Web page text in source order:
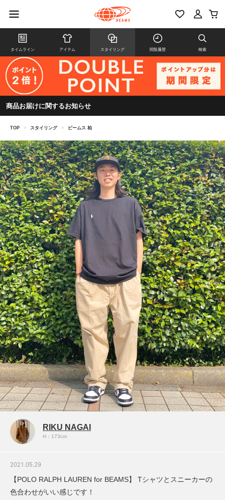
タイムライン アイテム スタイリング 閲覧履歴 検索
商品お届けに関するお知らせ
TOP > スタイリング > ビームス 柏
RIKU NAGAI
H：173cm
2021.05.29
【POLO RALPH LAUREN for BEAMS】 Tシャツとスニーカーの
色合わせがいい感じです！